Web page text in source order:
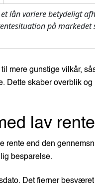
lån variere betydeligt
på markedet
mere gunstige vilkår,
Dette skaber overblik og
lav rente
rente end den
besparelse.
Det fjerner